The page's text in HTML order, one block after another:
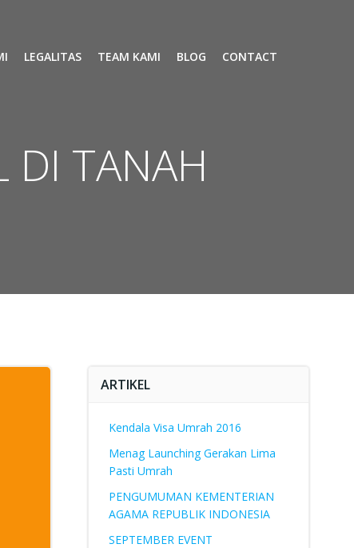
LEGALITAS TEAM KAMI BLOG CONTACT
DI TANAH
ARTIKEL
Kendala Visa Umrah 2016
Menag Launching Gerakan Lima
Pasti Umrah
PENGUMUMAN KEMENTERIAN
AGAMA REPUBLIK INDONESIA
SEPTEMBER EVENT